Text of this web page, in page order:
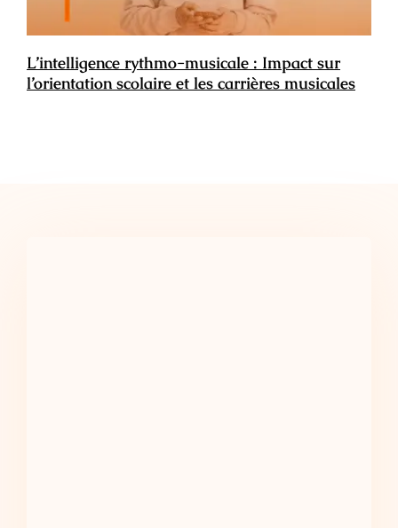
L’intelligence rythmo-musicale : Impact sur
l’orientation scolaire et les carrières musicales